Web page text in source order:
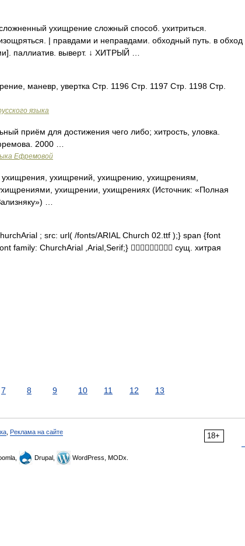
ухищрение сложный способ. ухитриться.
| правдами и неправдами. обходный путь. в обход
паллиатив. выверт. ↓ ХИТРЫЙ …
маневр, увертка Стр. 1196 Стр. 1197 Стр. 1198 Стр.
языка
приём для достижения чего либо; хитрость, уловка.
2000 …
Ефремовой
ухищрений, ухищрению, ухищрениям,
ухищрении, ухищрениях (Источник: «Полная
…
; src: url( /fonts/ARIAL Church 02.ttf );} span {font
family: ChurchArial ,Arial,Serif;}  сущ. хитрая
7 8 9 10 11 12 13
18+
Реклама на сайте
Drupal, WordPress, MODx.